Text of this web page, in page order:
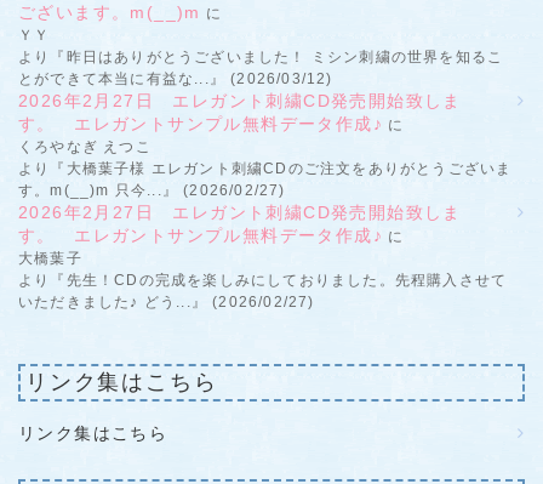
ございます。m(__)m に
ＹＹ
より『昨日はありがとうございました！ ミシン刺繍の世界を知るこ
とができて本当に有益な...』 (2026/03/12)
2026年2月27日 エレガント刺繍CD発売開始致しま
す。 エレガントサンプル無料データ作成♪ に
くろやなぎ えつこ
より『大橋葉子様 エレガント刺繍CDのご注文をありがとうございま
す。m(__)m 只今...』 (2026/02/27)
2026年2月27日 エレガント刺繍CD発売開始致しま
す。 エレガントサンプル無料データ作成♪ に
大橋葉子
より『先生！CDの完成を楽しみにしておりました。先程購入させて
いただきました♪ どう...』 (2026/02/27)
リンク集はこちら
リンク集はこちら